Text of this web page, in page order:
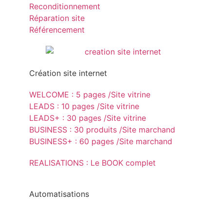
Reconditionnement
Réparation site
Référencement
Création site internet
WELCOME : 5 pages /Site vitrine
LEADS : 10 pages /Site vitrine
LEADS+ : 30 pages /Site vitrine
BUSINESS : 30 produits /Site marchand
BUSINESS+ : 60 pages /Site marchand
REALISATIONS : Le BOOK complet
Automatisations